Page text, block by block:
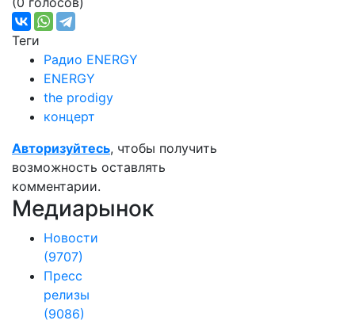
Теги
Радио ENERGY
ENERGY
the prodigy
концерт
Авторизуйтесь, чтобы получить
возможность оставлять
комментарии.
Медиарынок
Новости
(9707)
Пресс
релизы
(9086)